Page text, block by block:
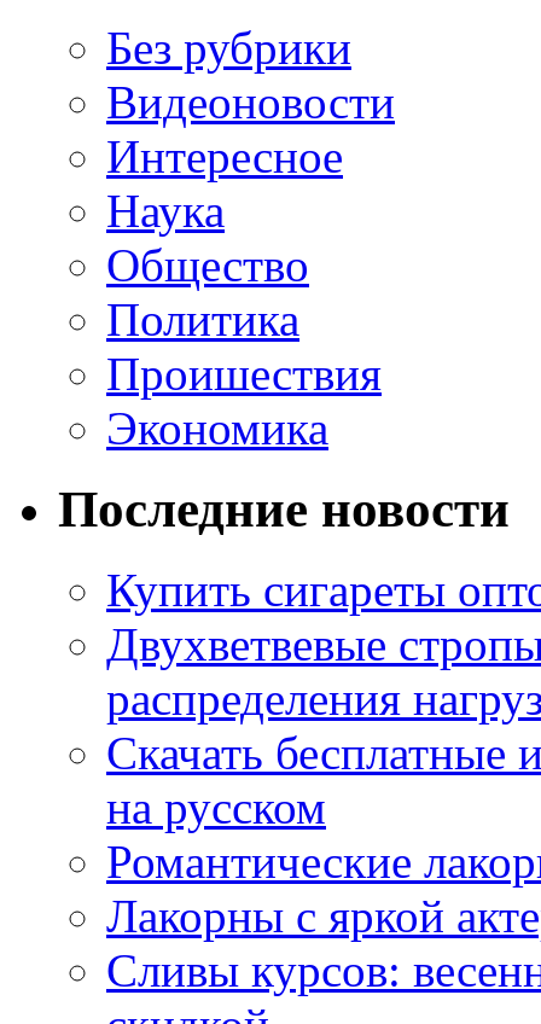
Без рубрики
Видеоновости
Интересное
Наука
Общество
Политика
Проишествия
Экономика
Последние новости
Купить сигареты
Двухветвевые
распределения
Скачать
на русском
Романтические
Лакорны с яркой
Сливы курсов: